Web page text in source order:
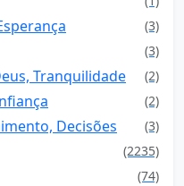
(3)
(3)
Tranquilidade (2)
(2)
Decisões (3)
(2235)
(74)